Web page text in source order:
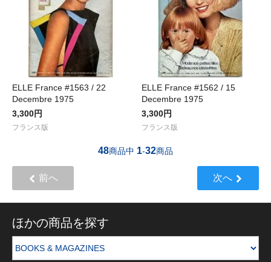
ELLE France #1563 / 22
Decembre 1975
3,300円
フランス版
ELLE France #1562 / 15
Decembre 1975
3,300円
フランス版
48商品中 1-32商品
前へ 次へ
ほかの商品を探す